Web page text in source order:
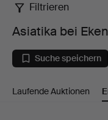
Asiatika
bei
Ekenbergs
Auktioner
Filtrieren
Asiatika bei
Suche speichern
Laufende Auktionen